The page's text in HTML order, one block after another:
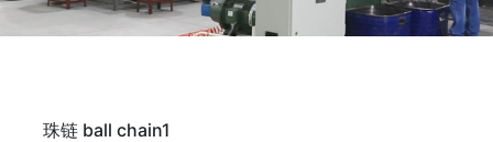
珠链 ball chain1